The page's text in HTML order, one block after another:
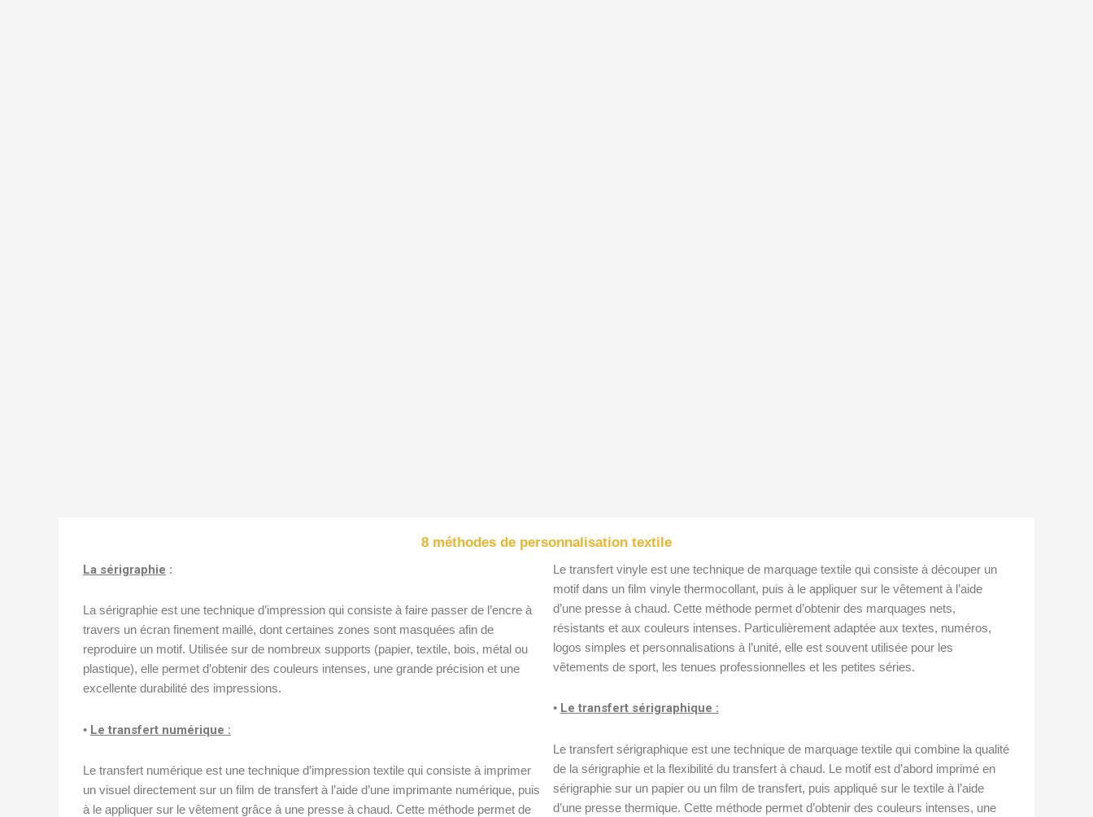
8 méthodes de personnalisation textile
La sérigraphie :
La sérigraphie est une technique d’impression qui consiste à faire passer de l’encre à
travers un écran finement maillé, dont certaines zones sont masquées afin de
reproduire un motif. Utilisée sur de nombreux supports (papier, textile, bois, métal ou
plastique), elle permet d’obtenir des couleurs intenses, une grande précision et une
excellente durabilité des impressions.
• Le transfert numérique :
Le transfert numérique est une technique d’impression textile qui consiste à imprimer
un visuel directement sur un film de transfert à l’aide d’une imprimante numérique, puis
à le appliquer sur le vêtement grâce à une presse à chaud. Cette méthode permet de
Le transfert vinyle est une technique de marquage textile qui consiste à découper un
motif dans un film vinyle thermocollant, puis à le appliquer sur le vêtement à l’aide
d’une presse à chaud. Cette méthode permet d’obtenir des marquages nets,
résistants et aux couleurs intenses. Particulièrement adaptée aux textes, numéros,
logos simples et personnalisations à l’unité, elle est souvent utilisée pour les
vêtements de sport, les tenues professionnelles et les petites séries.
• Le transfert sérigraphique :
Le transfert sérigraphique est une technique de marquage textile qui combine la qualité
de la sérigraphie et la flexibilité du transfert à chaud. Le motif est d’abord imprimé en
sérigraphie sur un papier ou un film de transfert, puis appliqué sur le textile à l’aide
d’une presse thermique. Cette méthode permet d’obtenir des couleurs intenses, une